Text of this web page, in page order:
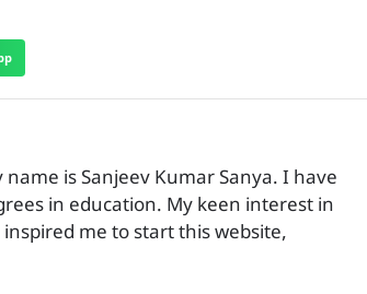
is Sanjeev Kumar Sanya. I have
in education. My keen interest in
me to start this website,